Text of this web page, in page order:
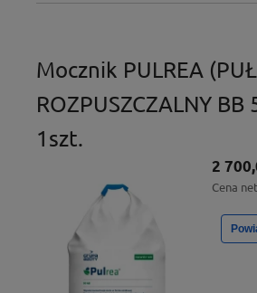
Mocznik PULREA
ROZPUSZCZALNY BB
1szt.
2
Cena